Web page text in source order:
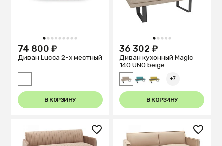
1 2 3 4 5 6 7 8 9
74 800 ₽
Диван Lucca 2-х местный
В КОРЗИНУ
1 2 3 4 5
36 302 ₽
Диван кухонный Magiс
140 UNO beige
+7
В КОРЗИНУ